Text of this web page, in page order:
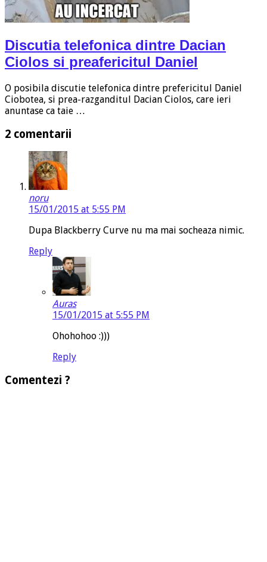
Discutia telefonica dintre Dacian
Ciolos si preafericitul Daniel
O posibila discutie telefonica dintre prefericitul Daniel
Ciobotea, si prea-razganditul Dacian Ciolos, care ieri
anuntase ca taie …
2 comentarii
noru
15/01/2015 at 5:55 PM
Dupa Blackberry Curve nu ma mai socheaza nimic.
Reply
Auras
15/01/2015 at 5:55 PM
Ohohohoo :)))
Reply
Comentezi ?